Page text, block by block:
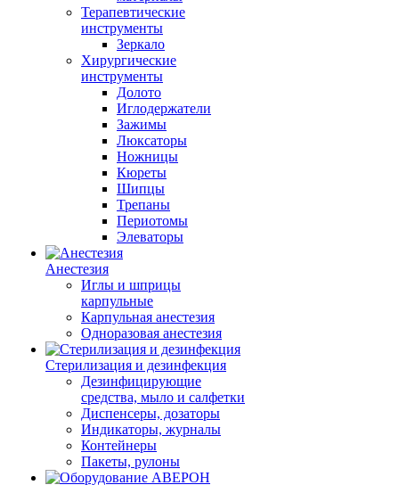
Терапевтические
инструменты
Зеркало
Хирургические
инструменты
Долото
Иглодержатели
Зажимы
Люксаторы
Ножницы
Кюреты
Шипцы
Трепаны
Периотомы
Элеваторы
Анестезия
Иглы и шприцы
карпульные
Карпульная анестезия
Одноразовая анестезия
Стерилизация и дезинфекция
Дезинфицирующие
средства, мыло и салфетки
Диспенсеры, дозаторы
Индикаторы, журналы
Контейнеры
Пакеты, рулоны